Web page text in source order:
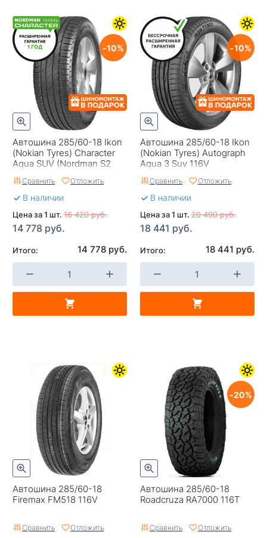
Автошина 285/60-18 Ikon
(Nokian Tyrеs) Character
Aqua SUV (Nordman S2
SUV) 116V
10
Сравнить Отложить
В наличии
Цена за 1 шт. 16 420 руб.
14 778 руб.
Итого: 14 778 руб.
Автошина 285/60-18 Ikon
(Nokian Tyrеs) Autograph
Aqua 3 Suv 116V
10
Сравнить Отложить
В наличии
Цена за 1 шт. 20 490 руб.
18 441 руб.
Итого: 18 441 руб.
Автошина 285/60-18
Firemax FM518 116V
Сравнить Отложить
Автошина 285/60-18
Roadcruza RA7000 116T
20
Сравнить Отложить